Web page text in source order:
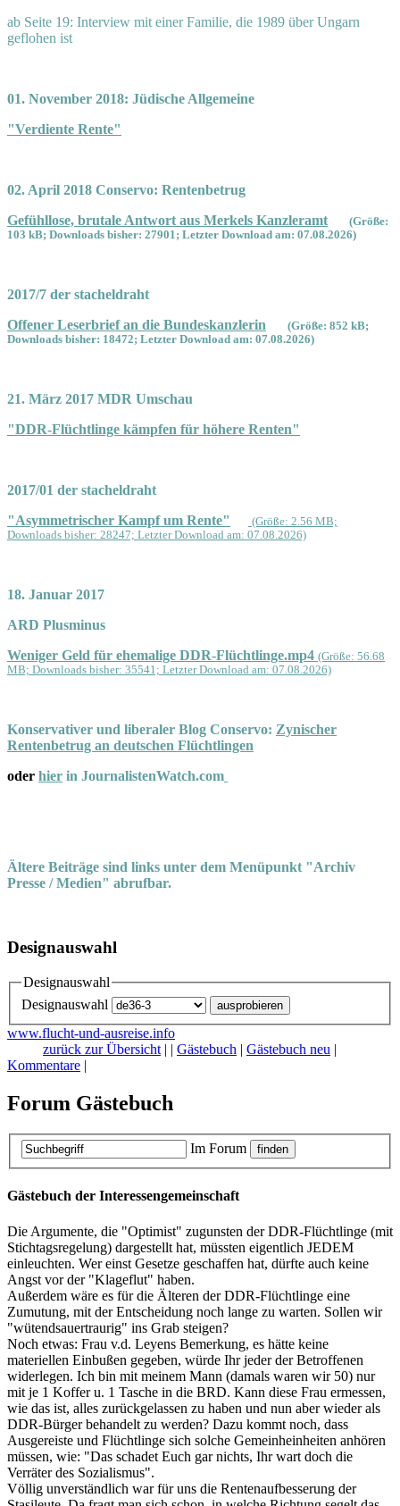
ab Seite 19: Interview mit einer Familie, die 1989 über Ungarn
geflohen ist
01. November 2018: Jüdische Allgemeine
"Verdiente Rente"
02. April 2018 Conservo: Rentenbetrug
Gefühllose, brutale Antwort aus Merkels Kanzleramt
(Größe:
103 kB; Downloads bisher: 27901; Letzter Download am: 07.08.2026)
2017/7 der stacheldraht
Offener Leserbrief an die Bundeskanzlerin
(Größe: 852 kB;
Downloads bisher: 18472; Letzter Download am: 07.08.2026)
21. März 2017 MDR Umschau
"DDR-Flüchtlinge kämpfen für höhere Renten"
2017/01 der stacheldraht
"Asymmetrischer Kampf um Rente"
(Größe: 2.56 MB;
Downloads bisher: 28247; Letzter Download am: 07.08.2026)
18. Januar 2017
ARD Plusminus
Weniger Geld für ehemalige DDR-Flüchtlinge.mp4 (Größe: 56.68
MB; Downloads bisher: 35541; Letzter Download am: 07.08.2026)
Konservativer und liberaler Blog Conservo: Zynischer
Rentenbetrug an deutschen Flüchtlingen
oder hier in JournalistenWatch.com
Ältere Beiträge sind links unter dem Menüpunkt "Archiv
Presse / Medien" abrufbar.
Designauswahl
Designauswahl
Designauswahl
www.flucht-und-ausreise.info
zurück zur Übersicht | | Gästebuch | Gästebuch neu |
Kommentare |
Forum Gästebuch
Im Forum
Gästebuch der Interessengemeinschaft
Die Argumente, die "Optimist" zugunsten der DDR-Flüchtlinge (mit
Stichtagsregelung) dargestellt hat, müssten eigentlich JEDEM
einleuchten. Wer einst Gesetze geschaffen hat, dürfte auch keine
Angst vor der "Klageflut" haben.
Außerdem wäre es für die Älteren der DDR-Flüchtlinge eine
Zumutung, mit der Entscheidung noch lange zu warten. Sollen wir
"wütendsauertraurig" ins Grab steigen?
Noch etwas: Frau v.d. Leyens Bemerkung, es hätte keine
materiellen Einbußen gegeben, würde Ihr jeder der Betroffenen
widerlegen. Ich bin mit meinem Mann (damals waren wir 50) nur
mit je 1 Koffer u. 1 Tasche in die BRD. Kann diese Frau ermessen,
wie das ist, alles zurückgelassen zu haben und nun aber wieder als
DDR-Bürger behandelt zu werden? Dazu kommt noch, dass
Ausgereiste und Flüchtlinge sich solche Gemeinheinheiten anhören
müssen, wie: "Das schadet Euch gar nichts, Ihr wart doch die
Verräter des Sozialismus".
Völlig unverständlich war für uns die Rentenaufbesserung der